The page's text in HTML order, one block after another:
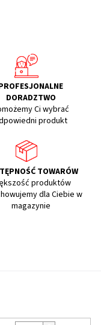
DORADZTWO
Ci wybrać
produkt
TOWARÓW
produktów
dla Ciebie w
magazynie